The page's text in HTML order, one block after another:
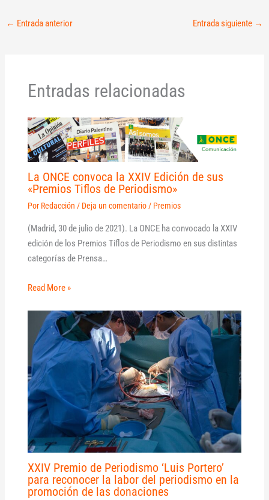
← Entrada anterior Entrada siguiente →
Entradas relacionadas
La ONCE convoca la XXIV Edición de sus
«Premios Tiflos de Periodismo»
Por Redacción / Deja un comentario / Premios
(Madrid, 30 de julio de 2021). La ONCE ha convocado la XXIV
edición de los Premios Tiflos de Periodismo en sus distintas
categorías de Prensa…
Read More »
XXIV Premio de Periodismo ‘Luis Portero’
para reconocer la labor del periodismo en la
promoción de las donaciones